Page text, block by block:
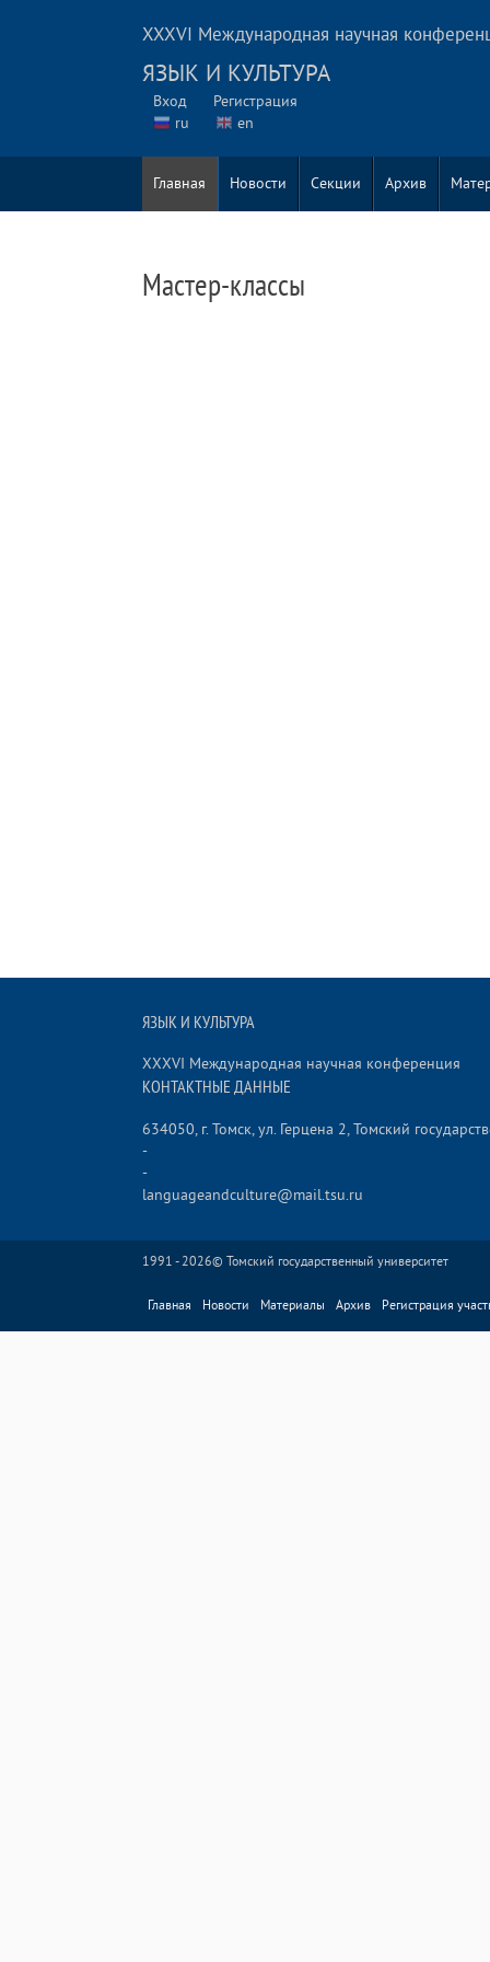
XXXVI Международная научная
ЯЗЫК И КУЛЬТУРА
Вход
Регистрация
ru
en
Главная Новости Секции Архив
Мастер-классы
ЯЗЫК И КУЛЬТУРА
XXXVI Международная научная конференция
КОНТАКТНЫЕ ДАННЫЕ
634050, г. Томск, ул. Герцена 2, Томский
-
-
languageandculture@mail.tsu.ru
1991 - 2026© Томский государственный университет
Главная Новости Материалы Архив Регистрация